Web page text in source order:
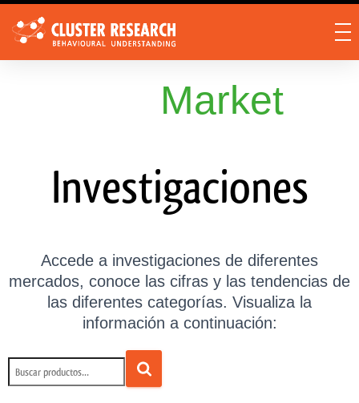
Market
Investigaciones
Accede a investigaciones de diferentes
mercados, conoce las cifras y las tendencias de
las diferentes categorías. Visualiza la
información a continuación: